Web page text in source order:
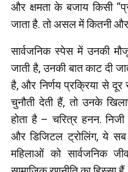
और क्षमता के बजाय किसी
जाता है. तो असल में कितनी
सार्वजनिक स्पेस में उनकी
जाती है, उनकी बात काट दी
है, और निर्णय प्रक्रिया से
चुनौती देती हैं, तो उनके
होता है – चरित्र हनन. निजी
और डिजिटल ट्रोलिंग, ये
महिलाओं को सार्वजनिक